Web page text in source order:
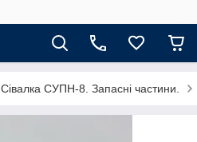
Сівалка СУПН-8. Запасні частини.